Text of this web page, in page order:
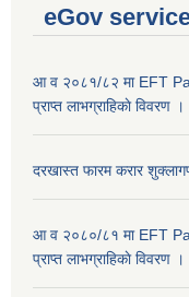
eGov
आ व २०८१/८२ मा EFT
प्राप्त लाभग्राहिकाे विवरण ।
दरखास्त फारम करार
आ व २०८०/८१ मा EFT
प्राप्त लाभग्राहिकाे विवरण ।